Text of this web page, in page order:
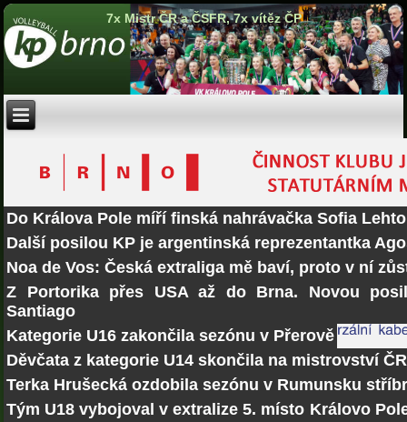
7x Mistr ČR a ČSFR, 7x vítěz ČP
Do Králova Pole míří finská nahrávačka Sofia Lehto
Další posilou KP je argentinská reprezentantka
Noa de Vos: Česká extraliga mě baví, proto v ní
Z Portorika přes USA až do Brna. Novou
Santiago
Kategorie U16 zakončila sezónu v Přerově
Děvčata z kategorie U14 skončila na mistrovství
Terka Hrušecká ozdobila sezónu v Rumunsku
Tým U18 vybojoval v extralize 5. místo Královo